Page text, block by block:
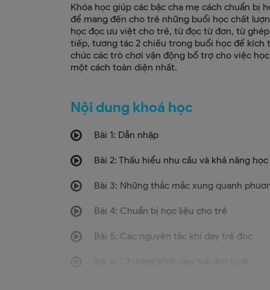
Khóa học giúp các bậc cha mẹ cách chuẩn bị
để mang đến cho trẻ những buổi học chất
học đọc ưu việt cho trẻ, từ đọc từ đơn, từ
tiếp, tương tác 2 chiều trong buổi học để kích
chức các trò chơi vận động bổ trợ cho việc
một cách toàn diện nhất.
Nội dung khoá học
Bài 1: Dẫn nhập
Bài 2: Thấu hiểu nhu cầu và khả năng
Bài 3: Những thắc mắc xung quanh
Bài 4: Chuẩn bị học liệu cho trẻ
Bài 5: Các nguyên tắc khi dạy trẻ đọc